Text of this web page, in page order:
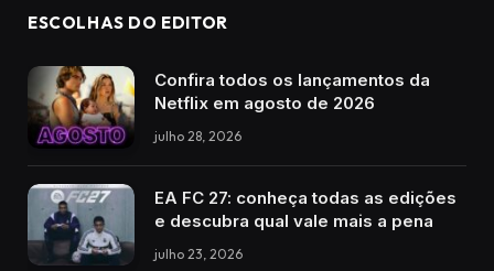
ESCOLHAS DO EDITOR
Confira todos os lançamentos da
Netflix em agosto de 2026
julho 28, 2026
EA FC 27: conheça todas as edições
e descubra qual vale mais a pena
julho 23, 2026